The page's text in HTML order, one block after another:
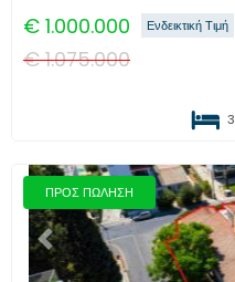
€ 1.000.000 Ενδεικτική Τιμή
€1.075.000
3
ΠΡΟΣ ΠΩΛΗΣΗ
Προηγούμενο